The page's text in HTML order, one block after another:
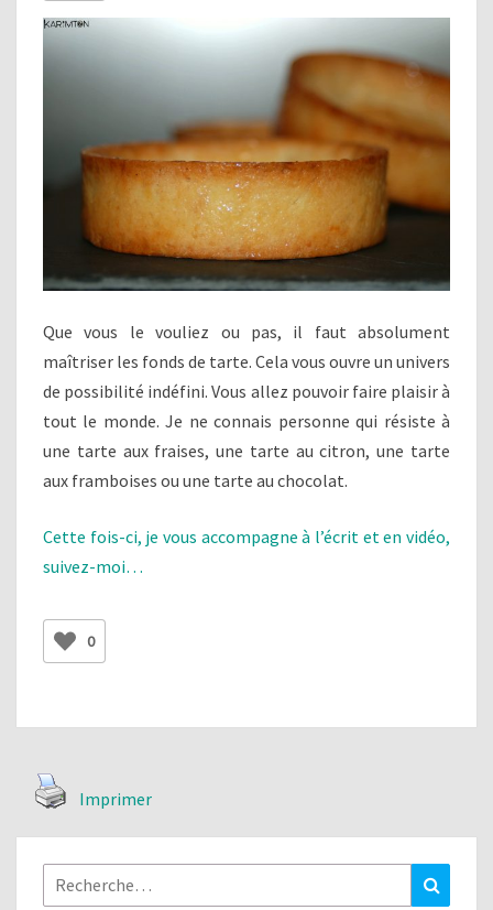
Que vous le vouliez ou pas, il faut absolument
maîtriser les fonds de tarte. Cela vous ouvre un univers
de possibilité indéfini. Vous allez pouvoir faire plaisir à
tout le monde. Je ne connais personne qui résiste à
une tarte aux fraises, une tarte au citron, une tarte
aux framboises ou une tarte au chocolat.
Cette fois-ci, je vous accompagne à l’écrit et en vidéo,
suivez-moi…
0
Imprimer
Rechercher :